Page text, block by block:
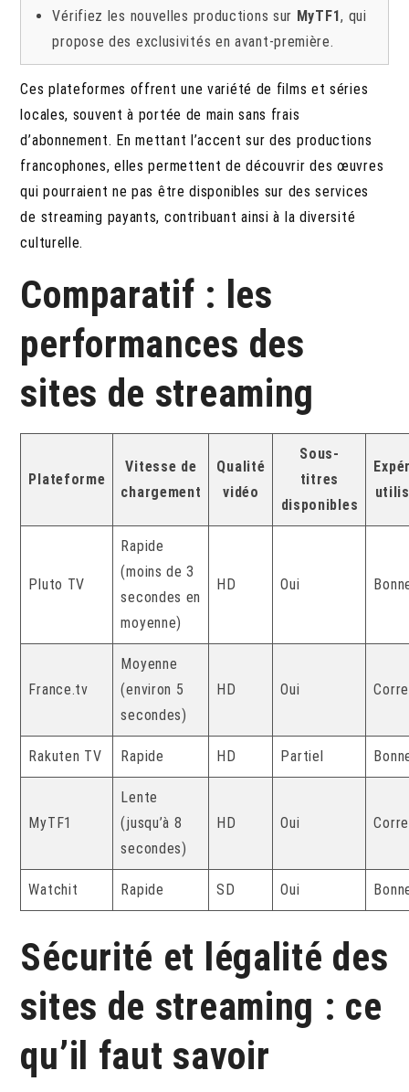
Vérifiez les nouvelles productions sur MyTF1, qui
propose des exclusivités en avant-première.
Ces plateformes offrent une variété de films et séries
locales, souvent à portée de main sans frais
d’abonnement. En mettant l’accent sur des productions
francophones, elles permettent de découvrir des œuvres
qui pourraient ne pas être disponibles sur des services
de streaming payants, contribuant ainsi à la diversité
culturelle.
Comparatif : les
performances des
sites de streaming
Plateforme
Vitesse de
chargement
Qualité
vidéo
Sous-
titres
disponibles
Pluto TV
Rapide
(moins de 3
secondes en
moyenne)
HD Oui
France.tv
Moyenne
(environ 5
secondes)
HD Oui
Rakuten TV Rapide HD Partiel
MyTF1
Lente
(jusqu’à 8
secondes)
HD Oui
Watchit Rapide SD Oui
Sécurité et légalité des
sites de streaming : ce
qu’il faut savoir